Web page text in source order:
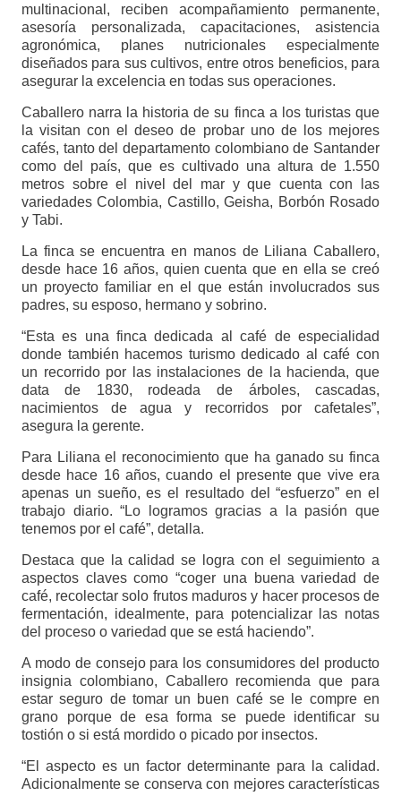
multinacional, reciben acompañamiento permanente,
asesoría personalizada, capacitaciones, asistencia
agronómica, planes nutricionales especialmente
diseñados para sus cultivos, entre otros beneficios, para
asegurar la excelencia en todas sus operaciones.
Caballero narra la historia de su finca a los turistas que
la visitan con el deseo de probar uno de los mejores
cafés, tanto del departamento colombiano de Santander
como del país, que es cultivado una altura de 1.550
metros sobre el nivel del mar y que cuenta con las
variedades Colombia, Castillo, Geisha, Borbón Rosado
y Tabi.
La finca se encuentra en manos de Liliana Caballero,
desde hace 16 años, quien cuenta que en ella se creó
un proyecto familiar en el que están involucrados sus
padres, su esposo, hermano y sobrino.
“Esta es una finca dedicada al café de especialidad
donde también hacemos turismo dedicado al café con
un recorrido por las instalaciones de la hacienda, que
data de 1830, rodeada de árboles, cascadas,
nacimientos de agua y recorridos por cafetales”,
asegura la gerente.
Para Liliana el reconocimiento que ha ganado su finca
desde hace 16 años, cuando el presente que vive era
apenas un sueño, es el resultado del “esfuerzo” en el
trabajo diario. “Lo logramos gracias a la pasión que
tenemos por el café”, detalla.
Destaca que la calidad se logra con el seguimiento a
aspectos claves como “coger una buena variedad de
café, recolectar solo frutos maduros y hacer procesos de
fermentación, idealmente, para potencializar las notas
del proceso o variedad que se está haciendo”.
A modo de consejo para los consumidores del producto
insignia colombiano, Caballero recomienda que para
estar seguro de tomar un buen café se le compre en
grano porque de esa forma se puede identificar su
tostión o si está mordido o picado por insectos.
“El aspecto es un factor determinante para la calidad.
Adicionalmente se conserva con mejores características